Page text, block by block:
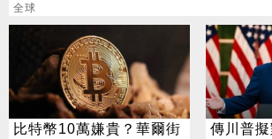
全球
比特幣10萬嫌貴？華爾街
傳川普擬